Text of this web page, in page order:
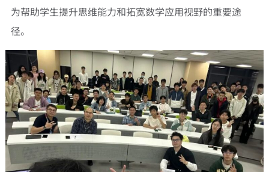
为帮助学生提升思维能力和拓宽数学应用视野的重要途
径。